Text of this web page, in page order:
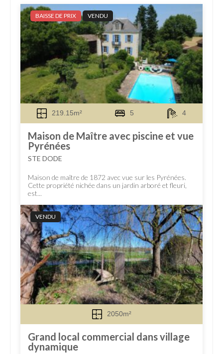
BAISSE DE PRIX VENDU
219.15m² 5 4
Maison de Maître avec piscine et vue
Pyrénées
STE DODE
Maison de maître de 1872 avec vue sur les Pyrénées.
Cette propriété nichée dans un jardin arboré et fleuri,
est...
VENDU
2050m²
Grand local commercial dans village
dynamique